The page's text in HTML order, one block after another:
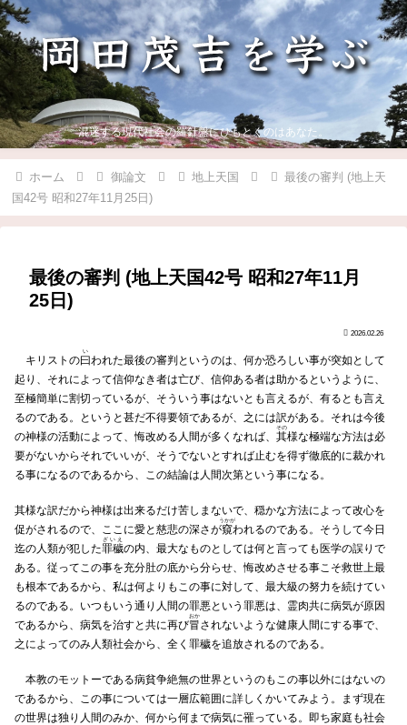
混迷する現代社会の羅針盤にひもとくのはあなた。
ホーム 御論文 地上天国
最後の審判 (地上天
国42号 昭和27年11月25日)
最後の審判 (地上天国42号 昭和27年11月
25日)
2026.02.26
キリストの曰
い
われた最後の審判というのは、何か恐ろしい事が突如として
起り、それによって信仰なき者は亡び、信仰ある者は助かるというように、
至極簡単に割切っているが、そういう事はないとも言えるが、有るとも言え
るのである。というと甚だ不得要領であるが、之には訳がある。それは今後
の神様の活動によって、悔改める人間が多くなれば、 其
その
様な極端な方法は必
要がないからそれでいいが、そうでないとすれば止むを得ず徹底的に裁かれ
る事になるのであるから、この結論は人間次第という事になる。
其様な訳だから神様は出来るだけ苦しまないで、穏かな方法によって改心を
促がされるので、ここに愛と慈悲の深さが窺
うかが
われるのである。そうして今日
迄の人類が犯した罪穢
ざいえ
の内、最大なものとしては何と言っても医学の誤りで
ある。従ってこの事を充分肚の底から分らせ、悔改めさせる事こそ救世上最
も根本であるから、私は何よりもこの事に対して、最大級の努力を続けてい
るのである。いつもいう通り人間の罪悪という罪悪は、霊肉共に病気が原因
であるから、病気を治すと共に再び冒
おか
されないような健康人間にする事で、
之によってのみ人類社会から、全く罪穢を追放されるのである。
本教のモットーである病貧争絶無の世界というのもこの事以外にはないの
であるから、この事については一層広範囲に詳しくかいてみよう。まず現在
の世界は独り人間のみか、何から何まで病気に罹っている。即ち家庭も社会